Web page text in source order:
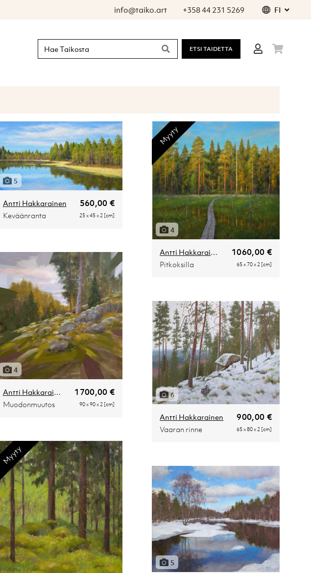
info@taiko.art +358 44 231 5269 FI
Hae Taikosta ETSI TAIDETTA
5
Antti Hakkarainen 560,00 €
Keväänranta 25 x 45 x 2 [cm]
4
Antti Hakkarainen 1700,00 €
Muodonmuutos 90 x 90 x 2 [cm]
Myyty
Myyty
4
Antti Hakkarainen 1060,00 €
Pitkoksilla 65 x 70 x 2 [cm]
6
Antti Hakkarainen 900,00 €
Vaaran rinne 65 x 80 x 2 [cm]
5